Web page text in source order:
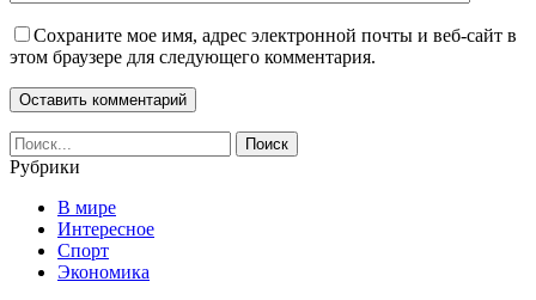
Сохраните мое имя, адрес электронной почты и веб-сайт в
этом браузере для следующего комментария.
Рубрики
В мире
Интересное
Спорт
Экономика